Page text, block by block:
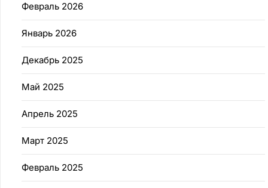
Февраль 2026
Январь 2026
Декабрь 2025
Май 2025
Апрель 2025
Март 2025
Февраль 2025